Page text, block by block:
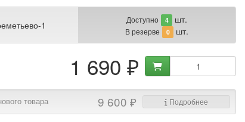
1 Доступно 4 шт.
В резерве 0 шт.
1 690 ₽
товара 9 600 ₽ Подробнее